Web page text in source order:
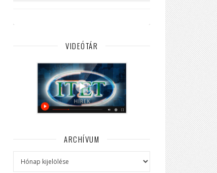
VIDEÓTÁR
ARCHÍVUM